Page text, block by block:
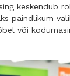
keskendub
paindlikum
või